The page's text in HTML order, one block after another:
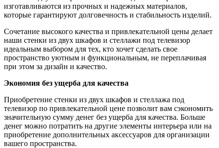
изготавливаются из прочных и надежных материалов,
которые гарантируют долговечность и стабильность изделий.
Сочетание высокого качества и привлекательной цены делает
наши стенки из двух шкафов и стеллажи под телевизор
идеальным выбором для тех, кто хочет сделать свое
пространство уютным и функциональным, не переплачивая
при этом за дизайн и качество.
Экономия без ущерба для качества
Приобретение стенки из двух шкафов и стеллажа под
телевизор по привлекательной цене позволит вам сэкономить
значительную сумму денег без ущерба для качества. Больше
денег можно потратить на другие элементы интерьера или на
приобретение дополнительных аксессуаров для организации
вашего пространства.